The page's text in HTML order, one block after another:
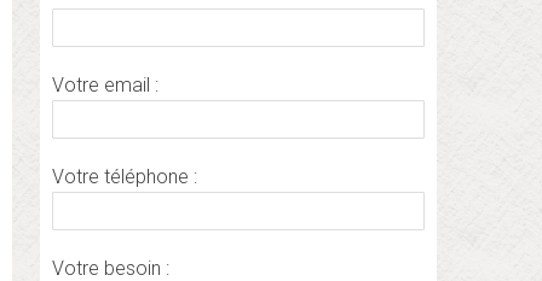
Votre email :
Votre téléphone :
Votre besoin :